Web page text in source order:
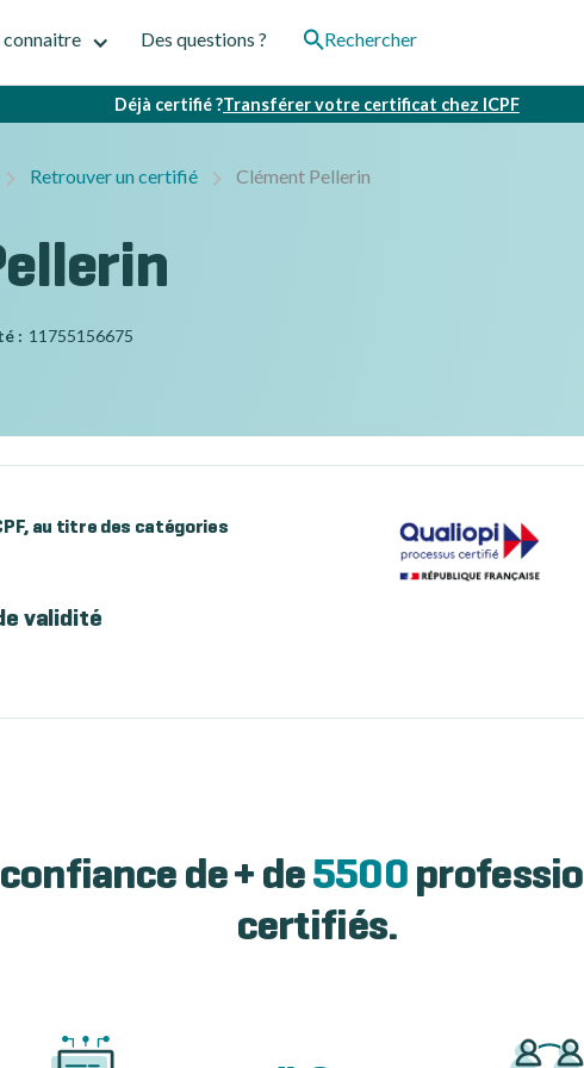
connaitre Des questions ? Rechercher
Déjà certifié ?Transférer votre certificat chez ICPF
Retrouver un certifié Clément Pellerin
: 11755156675
au titre des catégories
validité
confiance de + de 5500
certifiés.